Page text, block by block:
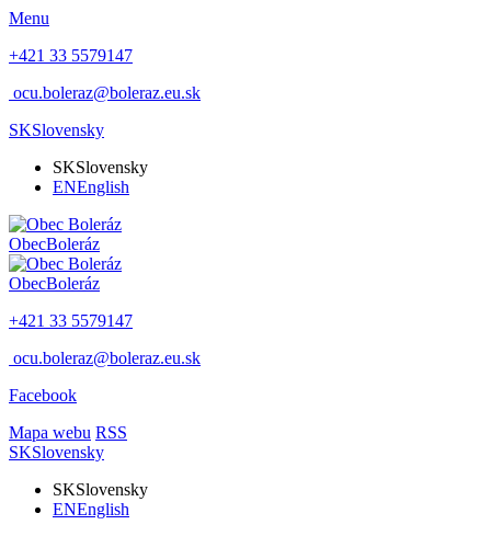
Menu
+421 33 5579147
ocu.boleraz@boleraz.eu.sk
SKSlovensky
SKSlovensky
ENEnglish
ObecBoleráz
ObecBoleráz
+421 33 5579147
ocu.boleraz@boleraz.eu.sk
Facebook
Mapa webu RSS
SKSlovensky
SKSlovensky
ENEnglish